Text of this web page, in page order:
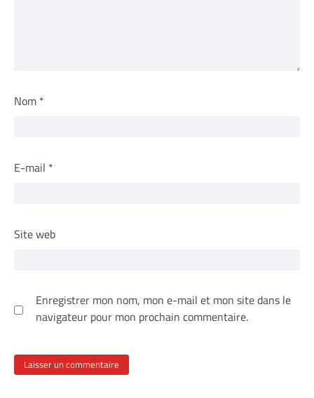
Nom *
E-mail *
Site web
Enregistrer mon nom, mon e-mail et mon site dans le
navigateur pour mon prochain commentaire.